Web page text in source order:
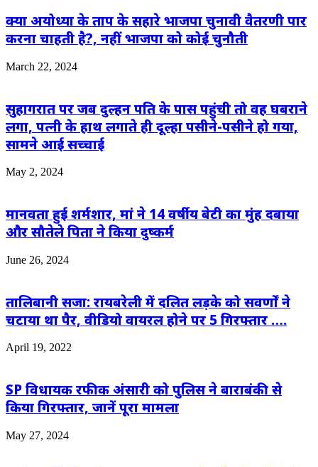
क्या अयोध्या के ताप के सहारे भाजपा चुनावी वैतरणी पार
करना चाहती है?, नहीं भाजपा को कोई चुनौती
March 22, 2024
सुहागरात पर जब दुल्हन पति के पास पहुंची तो वह घबराने
लगा, पत्नी के हाथ लगाते ही दूल्हा पसीने-पसीने हो गया,
सामने आई सच्चाई
May 2, 2024
मानवता हुई शर्मशार, मां ने 14 वर्षीय बेटी का मुंह दबाया
और सौतेले पिता ने किया दुष्कर्म
June 26, 2024
तालिबानी सजा: रायबरेली में दलित लड़के को सवर्णों ने
चटाया था पैर, वीडियो वायरल होने पर 5 गिरफ्तार ….
April 19, 2022
SP विधायक रफीक अंसारी को पुलिस ने बाराबंकी से
किया गिरफ्तार, जानें पूरा मामला
May 27, 2024